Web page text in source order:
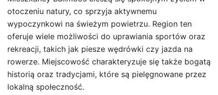
otoczeniu natury, co sprzyja aktywnemu
wypoczynkowi na świeżym powietrzu. Region ten
oferuje wiele możliwości do uprawiania sportów oraz
rekreacji, takich jak piesze wędrówki czy jazda na
rowerze. Miejscowość charakteryzuje się także bogatą
historią oraz tradycjami, które są pielęgnowane przez
lokalną społeczność.